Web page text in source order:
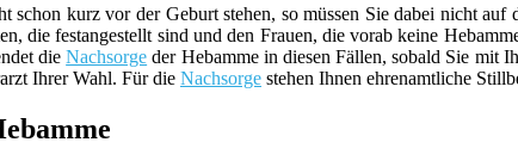
schon kurz vor der Geburt stehen, so müssen Sie dabei nicht
die festangestellt sind und den Frauen, die vorab keine
dieNachsorge der Hebamme in diesen Fällen, sobald Sie mit
Ihrer Wahl. Für die Nachsorge stehen Ihnen ehrenamtliche